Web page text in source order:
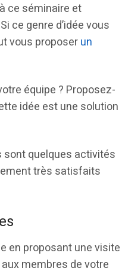
ce séminaire et
ce genre d’idée vous
vous proposerun
équipe ? Proposez-
idée est une solution
sont quelques activités
très satisfaits
en proposant une visite